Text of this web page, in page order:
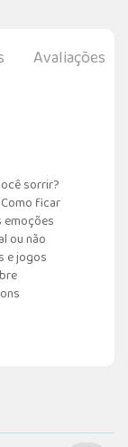
Avaliações
sorrir?
ficar
emoções
ou não
e jogos